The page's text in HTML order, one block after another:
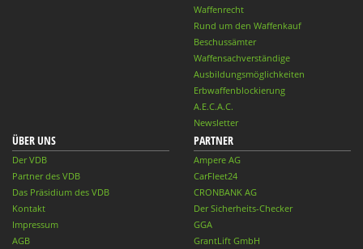
Waffenrecht
Rund um den Waffenkauf
Beschussämter
Waffensachverständige
Ausbildungsmöglichkeiten
Erbwaffenblockierung
A.E.C.A.C.
Newsletter
ÜBER UNS
Der VDB
Partner des VDB
Das Präsidium des VDB
Kontakt
Impressum
AGB
PARTNER
Ampere AG
CarFleet24
CRONBANK AG
Der Sicherheits-Checker
GGA
GrantLift GmbH